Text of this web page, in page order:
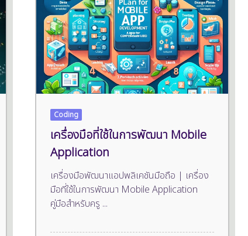
Coding
เครื่องมือที่ใช้ในการพัฒนา Mobile
Application
เครื่องมือพัฒนาแอปพลิเคชันมือถือ | เครื่อง
มือที่ใช้ในการพัฒนา Mobile Application
คู่มือสำหรับครู ...